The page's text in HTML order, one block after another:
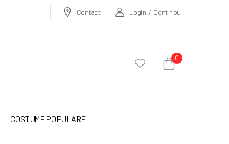
Contact Login / Cont nou
0
COSTUME POPULARE